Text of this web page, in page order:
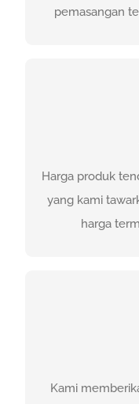
pemasangan
Harga produk
yang kami
harga
Harga produk
yang kami
harga
Kami
Kami